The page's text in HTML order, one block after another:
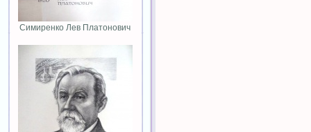
Симиренко Лев Платонович